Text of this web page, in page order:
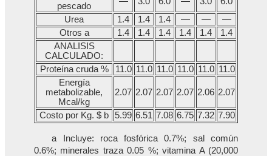
pescado
Urea
1.4 1.4 1.4 — —
—
Otros a
1.4 1.4 1.4 1.4 1.4
1.4
ANALISIS
CALCULADO:
Proteína cruda %
11.0 11.0 11.0 11.0 11.0 11.0
Energía
metabolizable,
Mcal/kg
2.07 2.07 2.07 2.07 2.06 2.07
Costo por Kg. $ b 5.99 6.51 7.08 6.75 7.32 7.90
a Incluye: roca fosfórica 0.7%; sal común
0.6%; minerales traza 0.05 %; vitamina A (20,000